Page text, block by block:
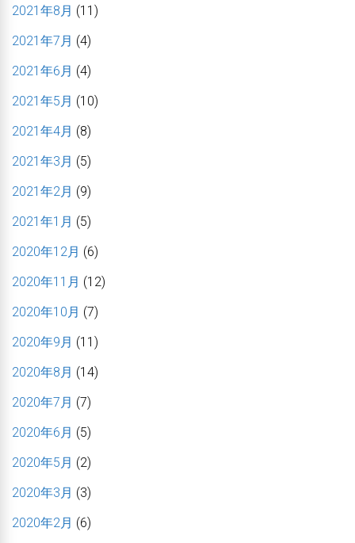
2021年8月 (11)
2021年7月 (4)
2021年6月 (4)
2021年5月 (10)
2021年4月 (8)
2021年3月 (5)
2021年2月 (9)
2021年1月 (5)
2020年12月 (6)
2020年11月 (12)
2020年10月 (7)
2020年9月 (11)
2020年8月 (14)
2020年7月 (7)
2020年6月 (5)
2020年5月 (2)
2020年3月 (3)
2020年2月 (6)